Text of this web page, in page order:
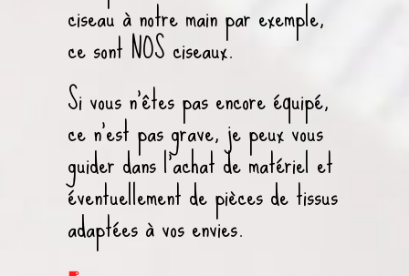
ciseau à notre main par exemple,
ce sont NOS ciseaux.
Si vous n’êtes pas encore équipé,
ce n’est pas grave, je peux vous
guider dans l’achat de matériel et
éventuellement de pièces de tissus
adaptées à vos envies.